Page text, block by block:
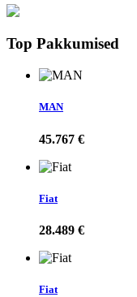
Top Pakkumised
MAN
45.767 €
Fiat
28.489 €
Fiat